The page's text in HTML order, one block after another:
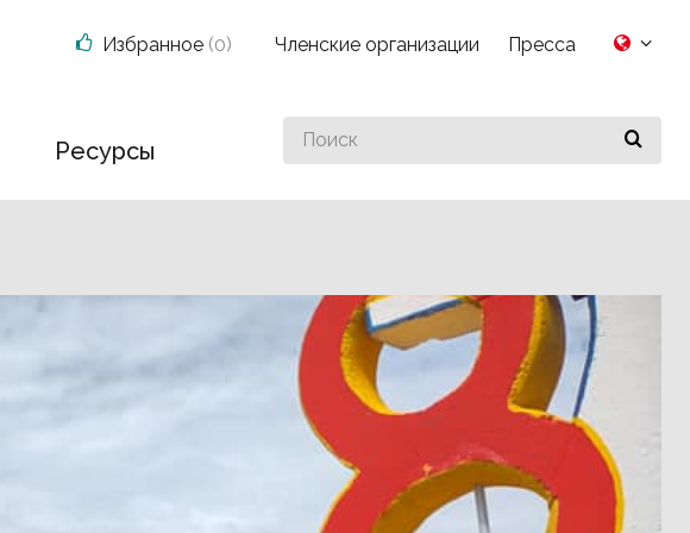
Ресурсы
Search
for
Избранное (0) Членские организации Пресса